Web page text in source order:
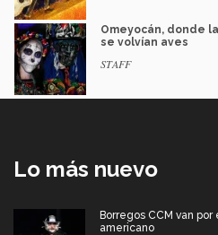
Omeyocán, donde
se volvían aves
STAFF
Lo más nuevo
Borregos CCM van
americano